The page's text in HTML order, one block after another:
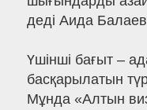
деді Аида
Үшінші бағыт –
басқарылатын
Мұнда «Алтын